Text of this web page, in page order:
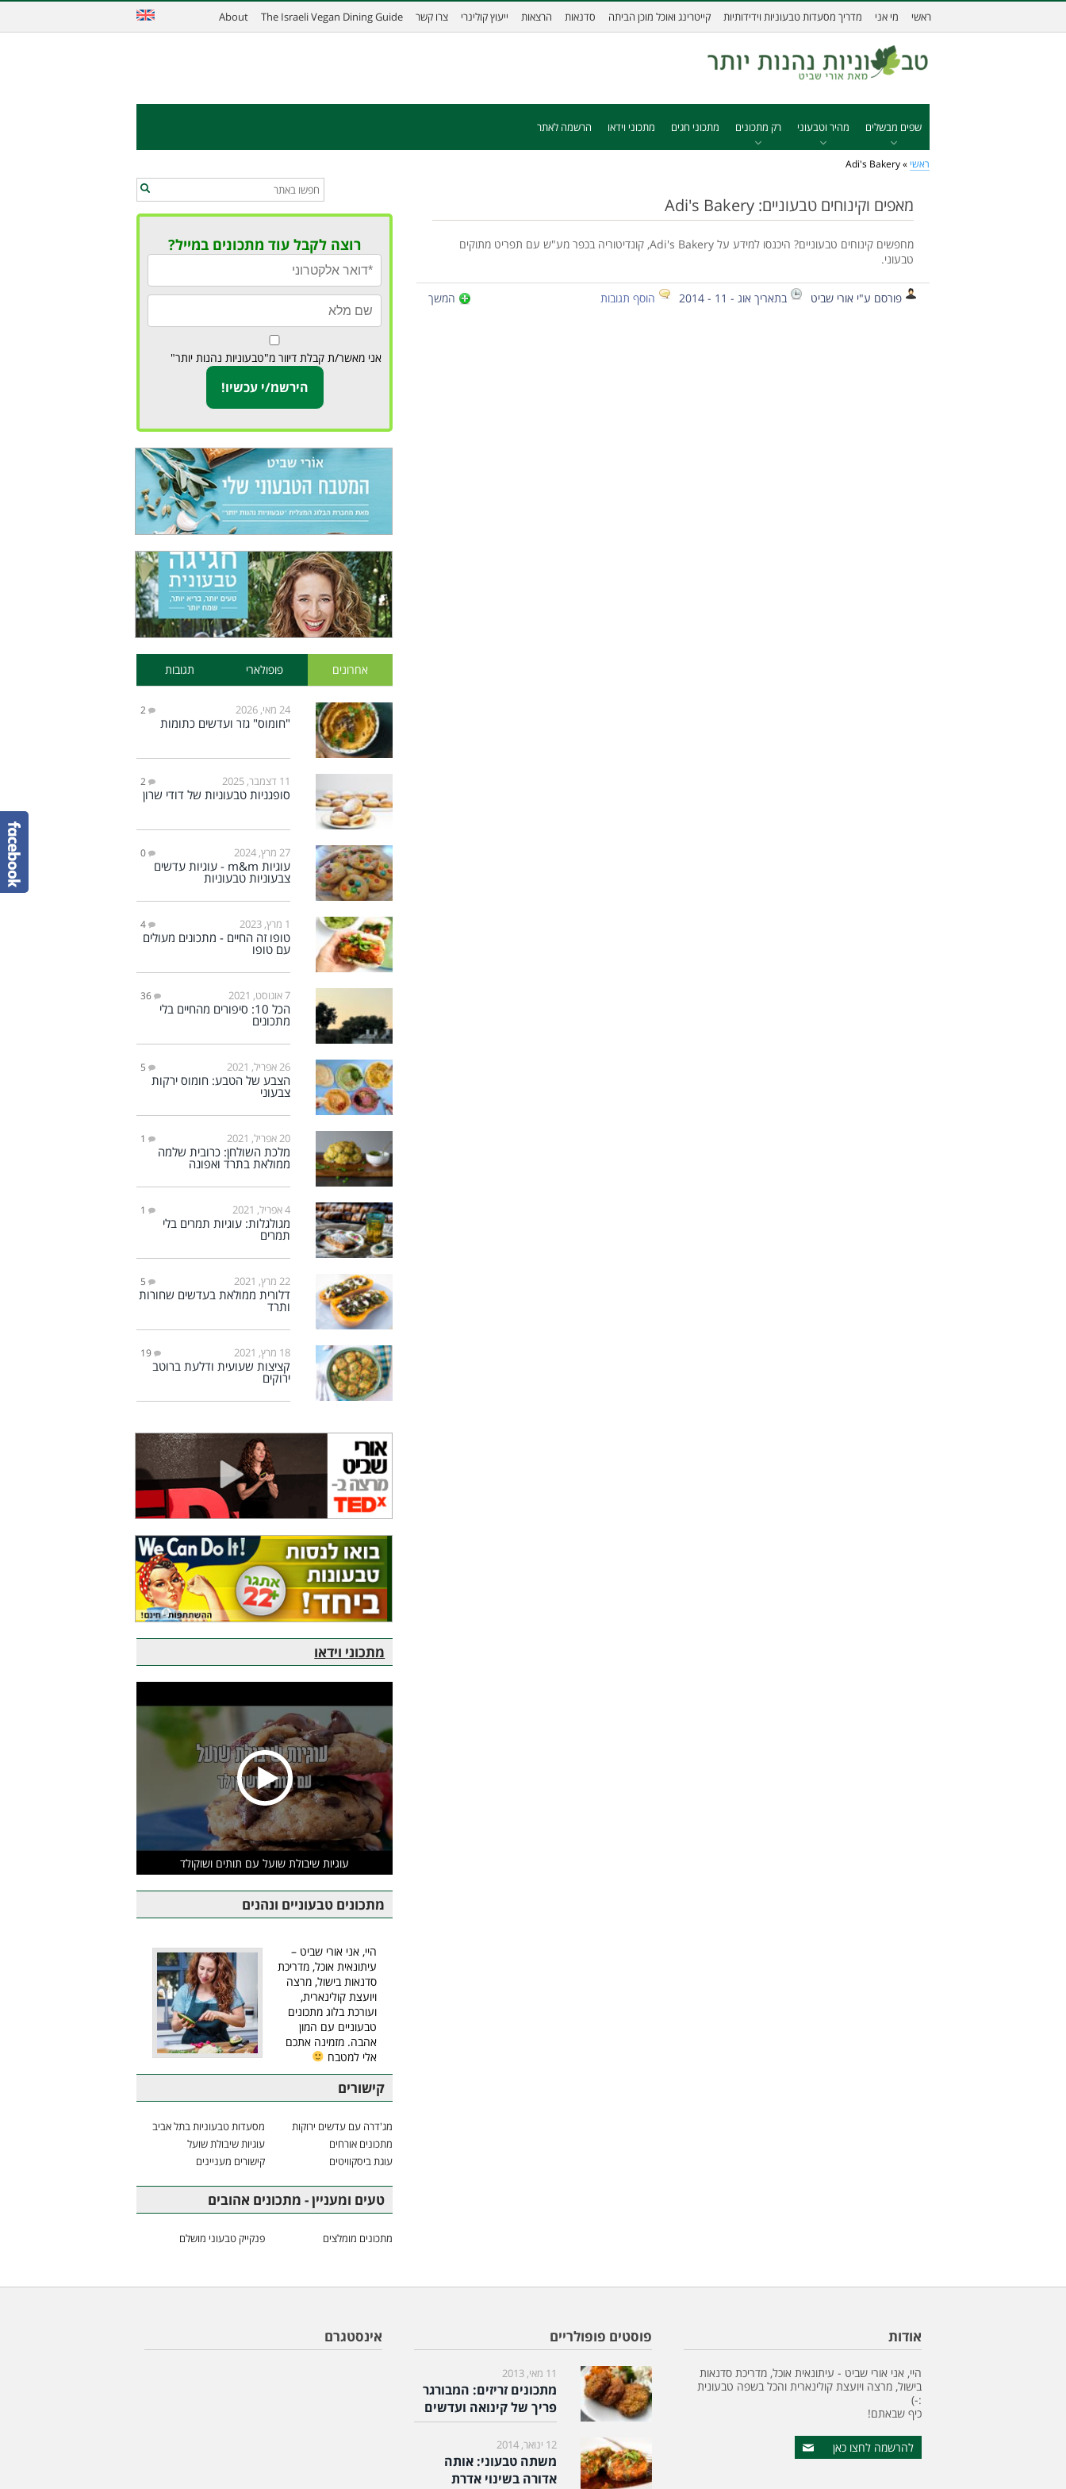
ראשי מי אני מדריך מסעדות טבעוניות וידידותיות קייטרינג ואוכל מוכן הביתה סדנאות הרצאות ייעוץ קולינרי צרו קשר The Israeli Vegan Dining Guide
About
שפים מבשלים מהיר וטבעוני רק מתכונים מתכוני חגים מתכוני וידאו הרשמה לאתר
ראשי »
Adi's Bakery
מאפים וקינוחים טבעוניים: Adi's Bakery
מחפשים קינוחים טבעוניים? היכנסו למידע על Adi's Bakery, קונדיטוריה בכפר מע"ש עם תפריט מתוקים
טבעוני.
פורסם ע"י אורי שביט בתאריך אוג - 11 - 2014 הוסף תגובות המשך
רוצה לקבל עוד מתכונים במייל?
אני מאשר/ת קבלת דיוור מ"טבעוניות נהנות יותר"
אחרונים פופולארי תגובות
24 מאי, 2026 2
"חומוס" גזר ועדשים כתומות
11 דצמבר, 2025 2
סופגניות טבעוניות של דודי שרון
27 מרץ, 2024 0
עוגיות m&m - עוגיות עדשים
צבעוניות טבעוניות
1 מרץ, 2023 4
טופו זה החיים - מתכונים מעולים
עם טופו
7 אוגוסט, 2021 36
הכל 10: סיפורים מהחיים בלי
מתכונים
26 אפריל, 2021 5
הצבע של הטבע: חומוס ירקות
צבעוני
20 אפריל, 2021 1
מלכת השולחן: כרובית שלמה
ממולאת בתרד ואפונה
4 אפריל, 2021 1
מגולגלות: עוגיות תמרים בלי
תמרים
22 מרץ, 2021 5
דלורית ממולאת בעדשים שחורות
ותרד
18 מרץ, 2021 19
קציצות שעועית ודלעת ברוטב
ירוקים
מתכוני וידאו
עוגיות שיבולת שועל עם תותים ושוקולד
מתכונים טבעוניים ונהנים
היי, אני אורי שביט –
עיתונאית אוכל, מדריכת
סדנאות בישול, מרצה
ויועצת קולינארית,
ועורכת בלוג מתכונים
טבעוניים עם המון
אהבה. מזמינה אתכם
אלי למטבח
קישורים
מג'דרה עם עדשים ירוקות
מסעדות טבעוניות בתל אביב
מתכונים אורחים
עוגיות שיבולת שועל
עוגת ביסקוויטים
קישורים מעניינים
טעים ומעניין - מתכונים אהובים
מתכונים מומלצים פנקייק טבעוני מושלם
אודות
היי, אני אורי שביט - עיתונאית אוכל, מדריכת סדנאות
בישול, מרצה ויועצת קולינארית והכל בשפה טבעונית
:-)
כיף שבאתם!
להרשמה לחצו כאן
פוסטים פופולריים
11 מאי, 2013
מתכונים זריזים: המבורגר
פריך של קינואה ועדשים
12 ינואר, 2014
משתה טבעוני: אותה
אדורה בשינוי אדרת
אינסטגרם